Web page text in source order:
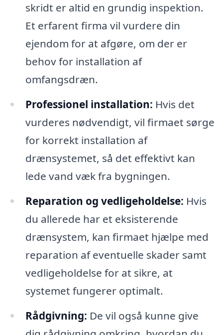
skridt er altid en grundig inspektion.
Et erfarent firma vil vurdere din
ejendom for at afgøre, om der er
behov for installation af
omfangsdræn.
Professionel installation: Hvis det
vurderes nødvendigt, vil firmaet sørge
for korrekt installation af
drænsystemet, så det effektivt kan
lede vand væk fra bygningen.
Reparation og vedligeholdelse: Hvis
du allerede har et eksisterende
drænsystem, kan firmaet hjælpe med
reparation af eventuelle skader samt
vedligeholdelse for at sikre, at
systemet fungerer optimalt.
Rådgivning: De vil også kunne give